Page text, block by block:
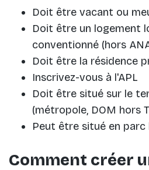
Doit être vacant ou
Doit être un logement
conventionné (hors
Doit être la résidence
Inscrivez-vous à l'APL
Doit être situé sur le
(métropole, DOM hors
Peut être situé en
Comment créer